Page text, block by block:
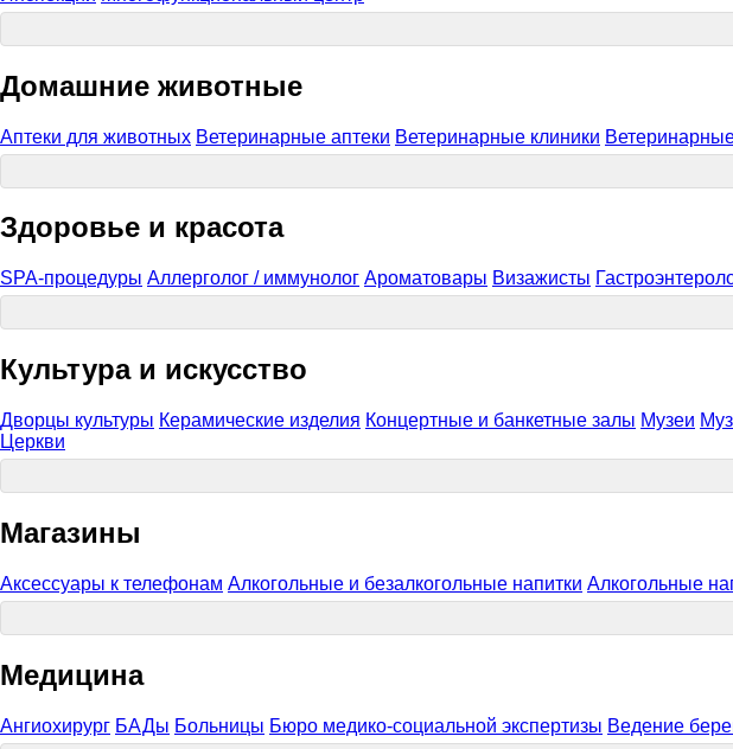
Домашние животные
Аптеки для животных Ветеринарные аптеки Ветеринарные клиники
Здоровье и красота
SPA-процедуры Аллерголог / иммунолог Ароматовары Визажисты
Культура и искусство
Дворцы культуры Керамические изделия Концертные и банкетные залы Музеи
Церкви
Магазины
Аксессуары к телефонам Алкогольные и безалкогольные напитки Алкогольные
Медицина
Ангиохирург БАДы Больницы Бюро медико-социальной экспертизы Ведение